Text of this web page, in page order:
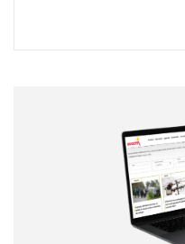
Correo electrónico
Tipo de comentario